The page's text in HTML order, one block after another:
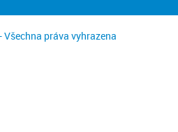
práva vyhrazena